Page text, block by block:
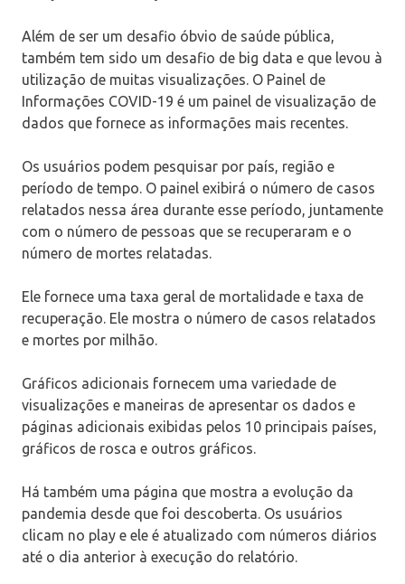
Além de ser um desafio óbvio de saúde pública,
também tem sido um desafio de big data e que levou à
utilização de muitas visualizações. O Painel de
Informações COVID-19 é um painel de visualização de
dados que fornece as informações mais recentes.
Os usuários podem pesquisar por país, região e
período de tempo. O painel exibirá o número de casos
relatados nessa área durante esse período, juntamente
com o número de pessoas que se recuperaram e o
número de mortes relatadas.
Ele fornece uma taxa geral de mortalidade e taxa de
recuperação. Ele mostra o número de casos relatados
e mortes por milhão.
Gráficos adicionais fornecem uma variedade de
visualizações e maneiras de apresentar os dados e
páginas adicionais exibidas pelos 10 principais países,
gráficos de rosca e outros gráficos.
Há também uma página que mostra a evolução da
pandemia desde que foi descoberta. Os usuários
clicam no play e ele é atualizado com números diários
até o dia anterior à execução do relatório.